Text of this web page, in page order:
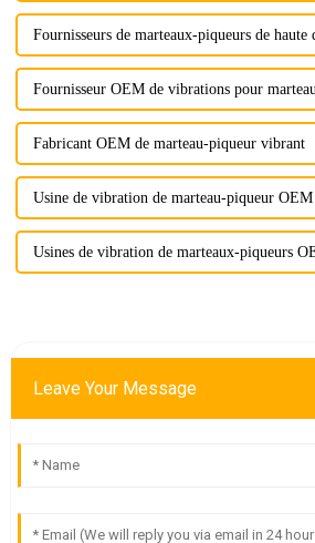
Fournisseurs de marteaux-piqueurs de haute
Fournisseur OEM de vibrations pour
Fabricant OEM de marteau-piqueur vibrant
Usine de vibration de marteau-piqueur OEM
Usines de vibration de marteaux-piqueurs
Leave Your Message